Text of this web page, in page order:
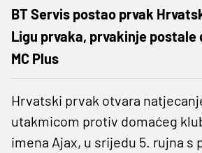
BT Servis postao prvak
Ligu prvaka, prvakinje postale
MC Plus
Hrvatski prvak otvara
utakmicom protiv domaćeg
imena Ajax, u srijedu 5. rujna s